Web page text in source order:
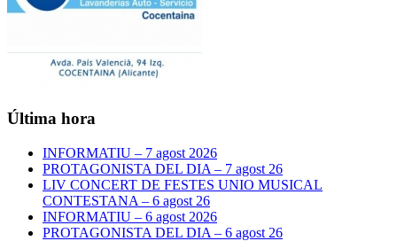
Última hora
INFORMATIU – 7 agost 2026
PROTAGONISTA DEL DIA – 7 agost 26
LIV CONCERT DE FESTES UNIO MUSICAL
CONTESTANA – 6 agost 26
INFORMATIU – 6 agost 2026
PROTAGONISTA DEL DIA – 6 agost 26